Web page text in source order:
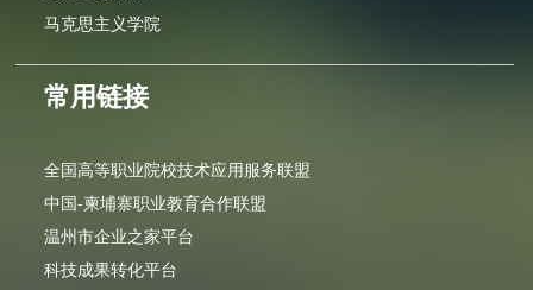
马克思主义学院
常用链接
全国高等职业院校技术应用服务联盟
中国-柬埔寨职业教育合作联盟
温州市企业之家平台
科技成果转化平台